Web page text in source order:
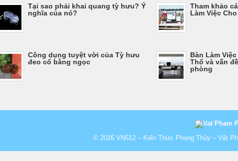
Tại sao phải khai quang tỳ hưu? Ý
nghĩa của nó?
Công dụng tuyệt vời của Tỳ hưu
đeo cổ bằng ngọc
Tham khảo
Làm Việc
Bàn Làm
Thổ và vấn
phòng
© 2026 VN512 – Kiến Thức Phong Thủy – Vật